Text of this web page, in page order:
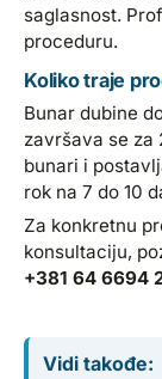
saglasnost.
proceduru.
Koliko traje
Bunar dubine
završava se za
bunari i
rok na 7 do 10
Za konkretnu
konsultaciju,
+381 64 6694
Vidi takođe: